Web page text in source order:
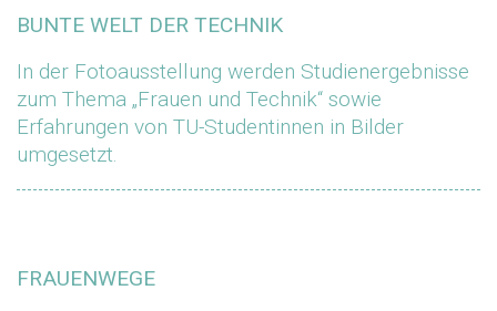
BUNTE WELT DER TECHNIK
In der Fotoausstellung werden Studienergebnisse
zum Thema „Frauen und Technik“ sowie
Erfahrungen von TU-Studentinnen in Bilder
umgesetzt.
FRAUENWEGE